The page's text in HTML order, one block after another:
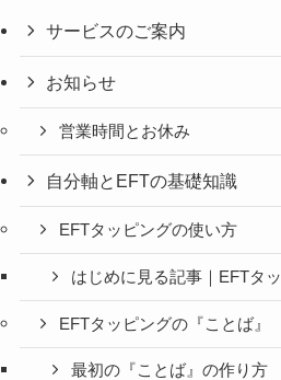
サービスのご案内
お知らせ
営業時間とお休み
自分軸とEFTの基礎知識
EFTタッピングの使い方
はじめに見る記事｜EFTタ
EFTタッピングの『ことば』
最初の『ことば』の作り方